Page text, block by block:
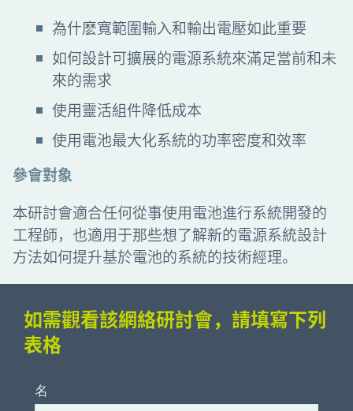
為什麽寬範圍輸入和輸出電壓如此重要
如何設計可擴展的電源系統來滿足當前和未
來的需求
使用靈活組件降低成本
使用電池最大化系統的功率密度和效率
參會對象
本研討會適合任何從事使用電池進行系統開發的
工程師，也適用于那些想了解新的電源系統設計
方法如何提升基於電池的系統的技術經理。
如需觀看該網絡研討會，請填寫下列
表格
名